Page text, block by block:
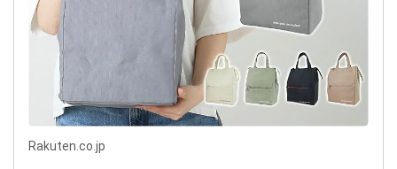
Rakuten.co.jp